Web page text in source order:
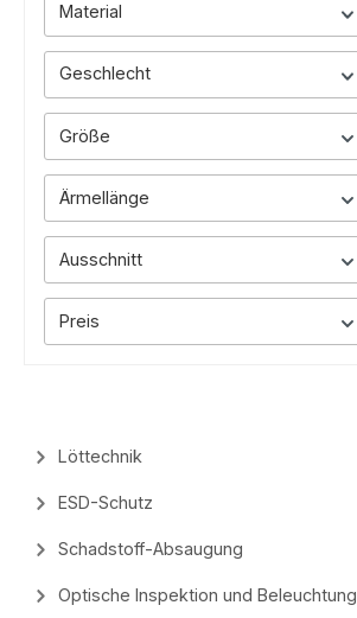
Material
Geschlecht
Größe
Ärmellänge
Ausschnitt
Preis
Löttechnik
ESD-Schutz
Schadstoff-Absaugung
Optische Inspektion und Beleuchtung